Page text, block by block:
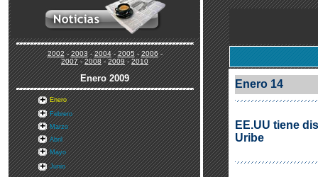
2002-2003-2004-2005-2006-
2007-2008-2009-2010
Enero2009
Enero
Febrero
Marzo
Abril
Mayo
Junio
Enero 14
EE.UU tiene
Uribe